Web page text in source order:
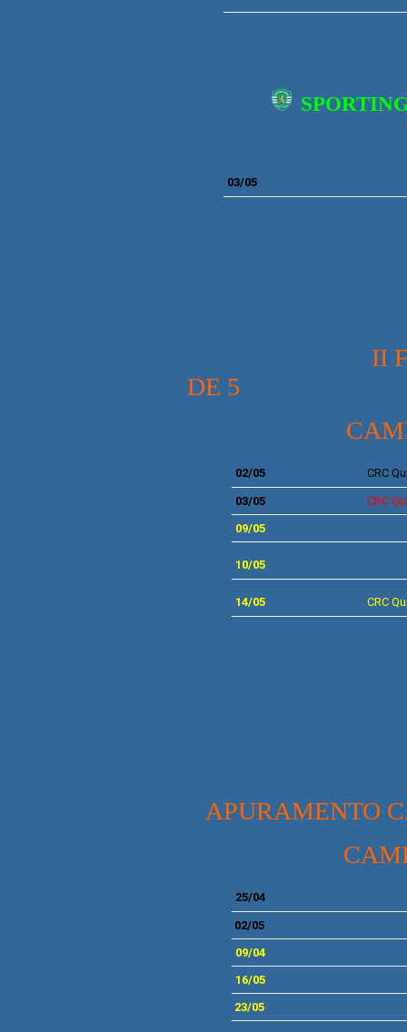
03/05
II FASE -
DE 5
02/05 CRC
03/05
CRC
09/05
10/05
14/05 CRC
APURAMENTO
25/04
02/05
09/04
16/05
23/05